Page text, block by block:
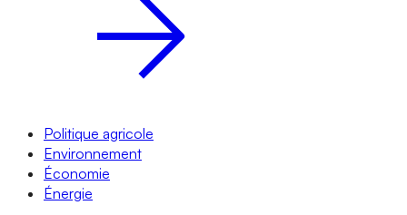
Politique agricole
Environnement
Économie
Énergie